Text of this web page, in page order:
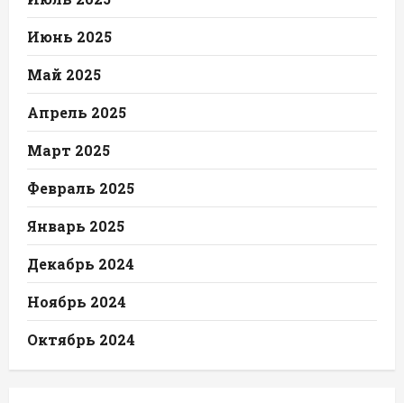
Июнь 2025
Май 2025
Апрель 2025
Март 2025
Февраль 2025
Январь 2025
Декабрь 2024
Ноябрь 2024
Октябрь 2024